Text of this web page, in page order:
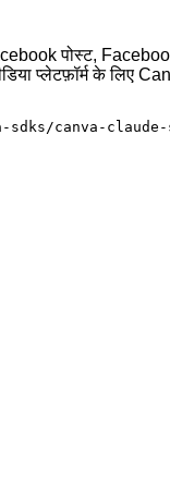
पोस्ट,
प्लेटफ़ॉर्म के लिए
sdks/canva-